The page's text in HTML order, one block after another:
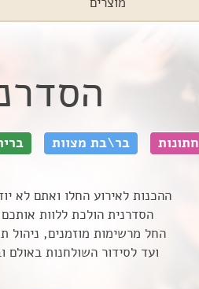
חתונות בר\בת מצוות
ההכנות לאירוע החלו ואתם לא
הסדרנית הולכת ללוות
החל מרשימות מוזמנים, ניהול
ועד לסידור השולחנות באולם